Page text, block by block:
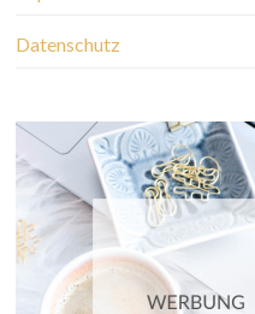
Datenschutz